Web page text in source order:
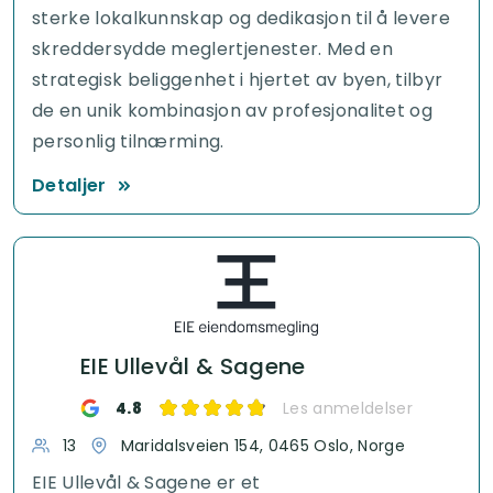
sterke lokalkunnskap og dedikasjon til å levere
skreddersydde meglertjenester. Med en
strategisk beliggenhet i hjertet av byen, tilbyr
de en unik kombinasjon av profesjonalitet og
personlig tilnærming.
Detaljer
EIE Ullevål & Sagene
4.8 Les anmeldelser
EIE Ullevål & Sagene er et
13 Maridalsveien 154, 0465 Oslo, Norge